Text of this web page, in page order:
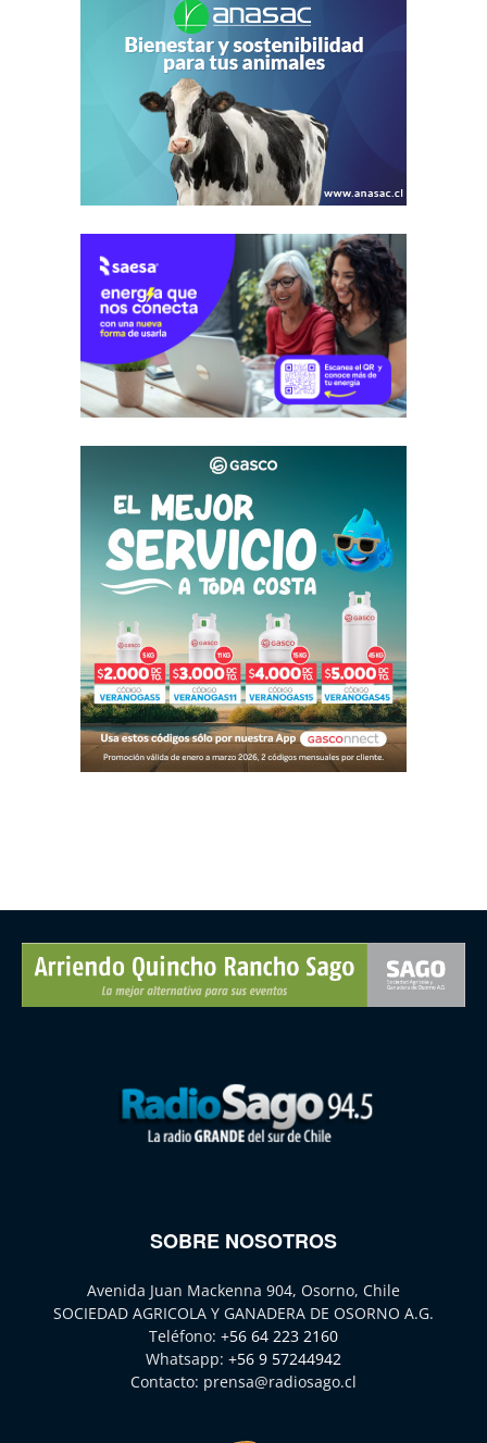
SOBRE NOSOTROS
Avenida Juan Mackenna 904, Osorno, Chile
SOCIEDAD AGRICOLA Y GANADERA DE OSORNO A.G.
Teléfono: +56 64 223 2160
Whatsapp: +56 9 57244942
Contacto: prensa@radiosago.cl